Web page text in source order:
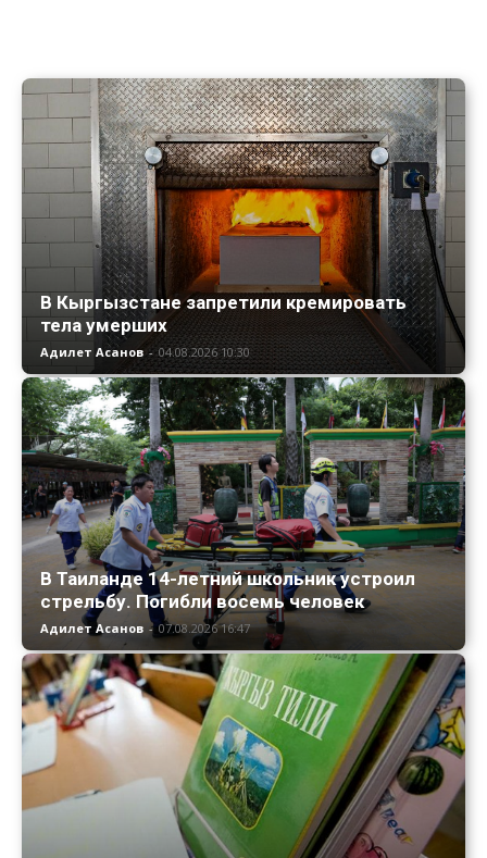
В Кыргызстане запретили кремировать
тела умерших
Адилет Асанов - 04.08.2026 10:30
В Таиланде 14-летний школьник устроил
стрельбу. Погибли восемь человек
Адилет Асанов - 07.08.2026 16:47